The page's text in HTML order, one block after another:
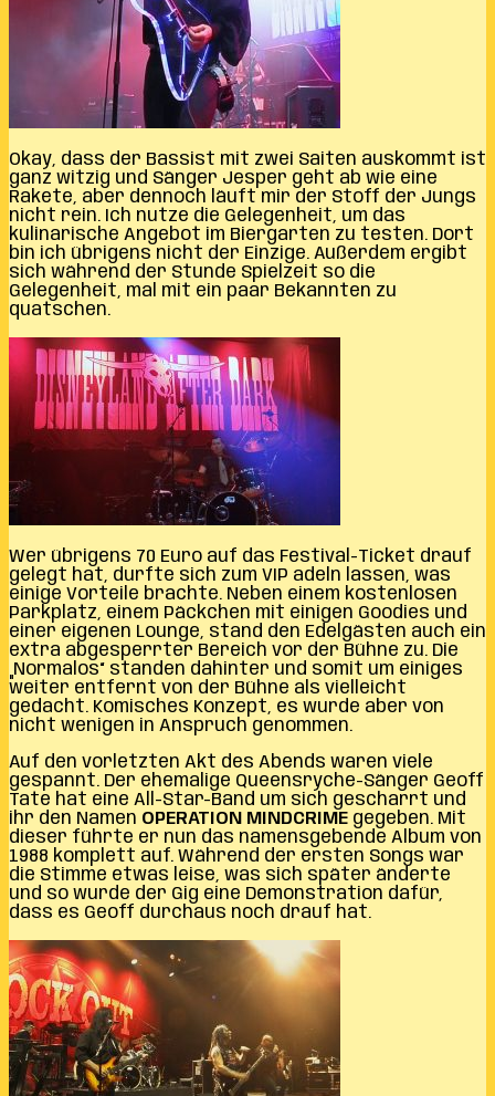
Okay, dass der Bassist mit zwei Saiten auskommt ist
ganz witzig und Sänger Jesper geht ab wie eine
Rakete, aber dennoch läuft mir der Stoff der Jungs
nicht rein. Ich nutze die Gelegenheit, um das
kulinarische Angebot im Biergarten zu testen. Dort
bin ich übrigens nicht der Einzige. Außerdem ergibt
sich während der Stunde Spielzeit so die
Gelegenheit, mal mit ein paar Bekannten zu
quatschen.
Wer übrigens 70 Euro auf das Festival-Ticket drauf
gelegt hat, durfte sich zum VIP adeln lassen, was
einige Vorteile brachte. Neben einem kostenlosen
Parkplatz, einem Päckchen mit einigen Goodies und
einer eigenen Lounge, stand den Edelgästen auch ein
extra abgesperrter Bereich vor der Bühne zu. Die
„Normalos“ standen dahinter und somit um einiges
weiter entfernt von der Bühne als vielleicht
gedacht. Komisches Konzept, es wurde aber von
nicht wenigen in Anspruch genommen.
Auf den vorletzten Akt des Abends waren viele
gespannt. Der ehemalige Queensryche-Sänger Geoff
Tate hat eine All-Star-Band um sich gescharrt und
ihr den Namen OPERATION MINDCRIME gegeben. Mit
dieser führte er nun das namensgebende Album von
1988 komplett auf. Während der ersten Songs war
die Stimme etwas leise, was sich später änderte
und so wurde der Gig eine Demonstration dafür,
dass es Geoff durchaus noch drauf hat.